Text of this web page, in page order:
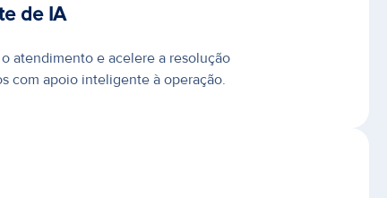
de IA
atendimento e acelere a resolução
com apoio inteligente à operação.